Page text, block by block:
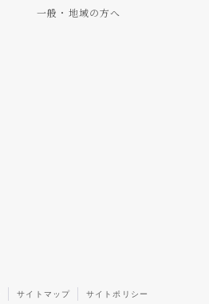
一般・地域の方へ
サイトマップ サイトポリシー